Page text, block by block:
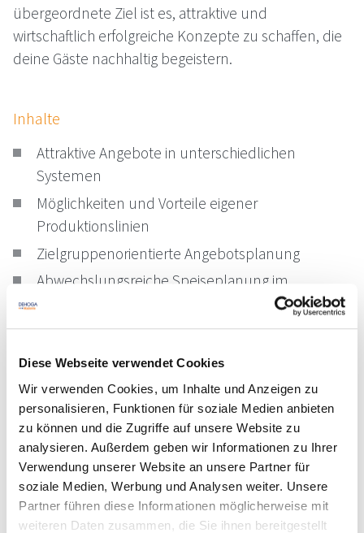
Diese Webseite verwendet Cookies
Wir verwenden Cookies, um Inhalte und Anzeigen zu
personalisieren, Funktionen für soziale Medien anbieten
zu können und die Zugriffe auf unsere Website zu
analysieren. Außerdem geben wir Informationen zu Ihrer
Verwendung unserer Website an unsere Partner für
soziale Medien, Werbung und Analysen weiter. Unsere
Partner führen diese Informationen möglicherweise mit
weiteren Daten zusammen, die Sie ihnen bereitgestellt
übergeordnete Ziel ist es, attraktive und
wirtschaftlich erfolgreiche Konzepte zu schaffen, die
deine Gäste nachhaltig begeistern.
Inhalte
Attraktive Angebote in unterschiedlichen
Systemen
Möglichkeiten und Vorteile eigener
Produktionslinien
Zielgruppenorientierte Angebotsplanung
Abwechslungsreiche Speiseplanung im
rollierenden System
Kreative Anrichtetechniken
Sonstige Informationen
Dieser Kurs findet jeweils von 09:00 - 17:00 Uhr statt.
Referenten
Felix Schultheisz